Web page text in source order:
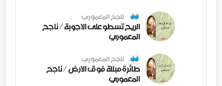
ناجح المعموري
الريح تسطو على الاجوبة / ناجح
المعموري
ناجح المعموري
طائرة مبللة فوق الارض / ناجح
المعموري